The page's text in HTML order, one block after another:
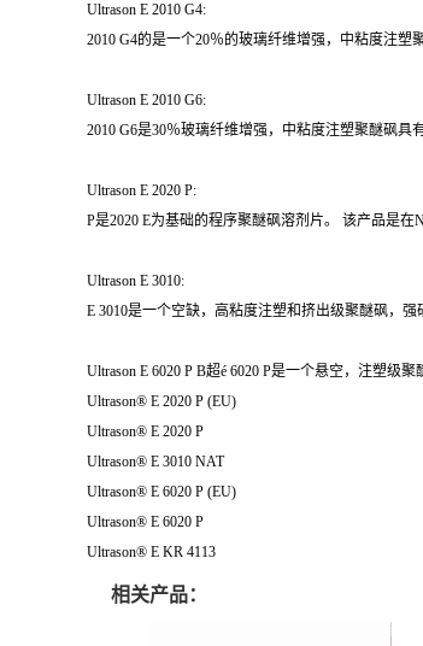
Ultrason E 2010 G4:
2010 G4的是一个20％的玻璃纤维增强，中粘度注塑
Ultrason E 2010 G6:
2010 G6是30％玻璃纤维增强，中粘度注塑聚醚砜具
Ultrason E 2020 P:
P是2020 E为基础的程序聚醚砜溶剂片。 该产品是在
Ultrason E 3010:
E 3010是一个空缺，高粘度注塑和挤出级聚醚砜，强
Ultrason E 6020 P B超é 6020 P是一个悬空，注塑级聚
Ultrason® E 2020 P (EU)
Ultrason® E 2020 P
Ultrason® E 3010 NAT
Ultrason® E 6020 P (EU)
Ultrason® E 6020 P
Ultrason® E KR 4113
相关产品：